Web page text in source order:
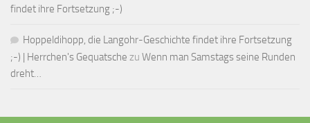
findet ihre Fortsetzung ;-)
Hoppeldihopp, die Langohr-Geschichte findet ihre Fortsetzung
;-) | Herrchen's Gequatsche zu Wenn man Samstags seine Runden
dreht…